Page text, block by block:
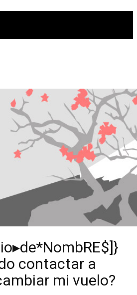
contactar a
mi vuelo?